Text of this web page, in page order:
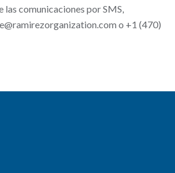
las comunicaciones por SMS,
o +1 (470)